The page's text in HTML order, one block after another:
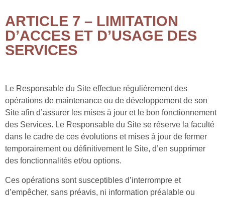
ARTICLE 7 – LIMITATION
D’ACCES ET D’USAGE DES
SERVICES
Le Responsable du Site effectue régulièrement des
opérations de maintenance ou de développement de son
Site afin d’assurer les mises à jour et le bon fonctionnement
des Services. Le Responsable du Site se réserve la faculté
dans le cadre de ces évolutions et mises à jour de fermer
temporairement ou définitivement le Site, d’en supprimer
des fonctionnalités et/ou options.
Ces opérations sont susceptibles d’interrompre et
d’empêcher, sans préavis, ni information préalable ou